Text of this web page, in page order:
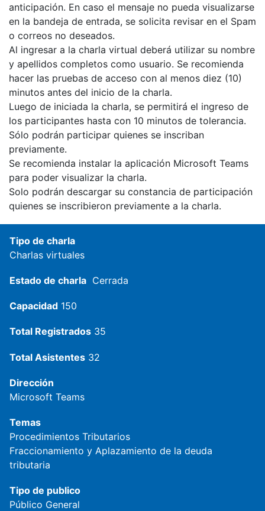
anticipación. En caso el mensaje no pueda visualizarse
en la bandeja de entrada, se solicita revisar en el Spam
o correos no deseados.
Al ingresar a la charla virtual deberá utilizar su nombre
y apellidos completos como usuario. Se recomienda
hacer las pruebas de acceso con al menos diez (10)
minutos antes del inicio de la charla.
Luego de iniciada la charla, se permitirá el ingreso de
los participantes hasta con 10 minutos de tolerancia.
Sólo podrán participar quienes se inscriban
previamente.
Se recomienda instalar la aplicación Microsoft Teams
para poder visualizar la charla.
Solo podrán descargar su constancia de participación
quienes se inscribieron previamente a la charla.
Tipo de charla
Charlas virtuales
Estado de charla Cerrada
Capacidad 150
Total Registrados 35
Total Asistentes 32
Dirección
Microsoft Teams
Temas
Procedimientos Tributarios
Fraccionamiento y Aplazamiento de la deuda
tributaria
Tipo de publico
Público General